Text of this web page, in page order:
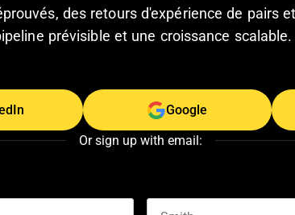
des retours d'expérience de pairs
prévisible et une croissance scalable.
Google
Or sign up with email: